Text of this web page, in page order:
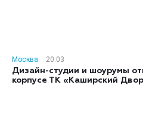
Москва
20:03
Дизайн-студии и шоурумы
корпусе ТК «Каширский